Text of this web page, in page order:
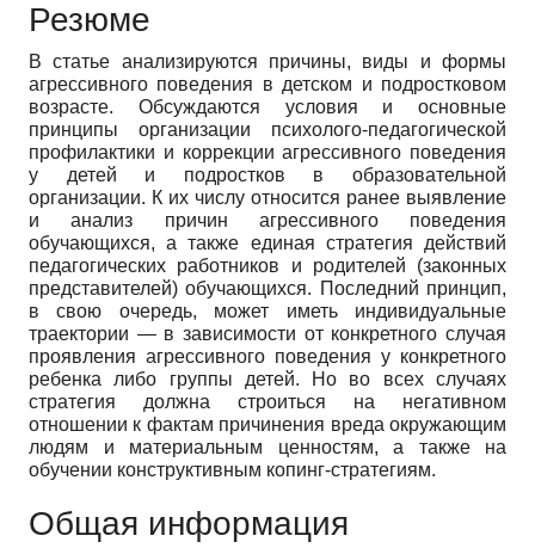
Резюме
В статье анализируются причины, виды и формы
агрессивного поведения в детском и подростковом
возрасте. Обсуждаются условия и основные
принципы организации психолого-педагогической
профилактики и коррекции агрессивного поведения
у детей и подростков в образовательной
организации. К их числу относится ранее выявление
и анализ причин агрессивного поведения
обучающихся, а также единая стратегия действий
педагогических работников и родителей (законных
представителей) обучающихся. Последний принцип,
в свою очередь, может иметь индивидуальные
траектории — в зависимости от конкретного случая
проявления агрессивного поведения у конкретного
ребенка либо группы детей. Но во всех случаях
стратегия должна строиться на негативном
отношении к фактам причинения вреда окружающим
людям и материальным ценностям, а также на
обучении конструктивным копинг-стратегиям.
Общая информация